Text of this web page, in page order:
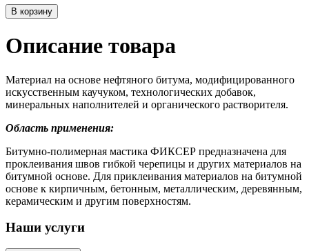
Описание товара
Материал на основе нефтяного битума, модифицированного
искусственным каучуком, технологических добавок,
минеральных наполнителей и органического растворителя.
Область применения:
Битумно-полимерная мастика ФИКСЕР предназначена для
проклеивания швов гибкой черепицы и других материалов на
битумной основе. Для приклеивания материалов на битумной
основе к кирпичным, бетонным, металлическим, деревянным,
керамическим и другим поверхностям.
Наши услуги